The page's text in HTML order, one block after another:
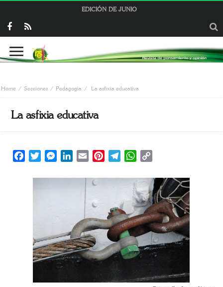
EDICIÓN DE JUNIO
Home Secciones Pedagogía La asfixia educativa
La asfixia educativa
FacebookTwitterMessengerLinkedIn
Email PinterestTelegramWhatsApp